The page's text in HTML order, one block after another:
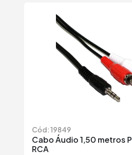
Cód: 19849
Cabo Áudio 1,50 metros
RCA